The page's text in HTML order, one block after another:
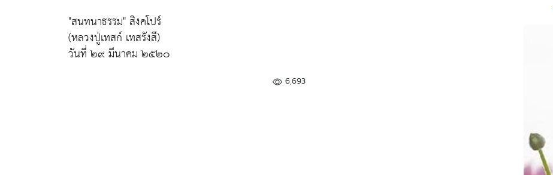
"สนทนาธรรม"สิงคโปร์
(หลวงปู่เทสก์ เทสรังสี)
วันที่ ๒๙ มีนาคม ๒๕๒๐
6,693